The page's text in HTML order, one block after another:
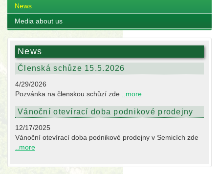
News
Media about us
News
Členská schůze 15.5.2026
4/29/2026
Pozvánka na členskou schůzí zde
..more
Vánoční otevírací doba podnikové prodejny
12/17/2025
Vánoční otevírací doba podnikové prodejny v Semicích zde
..more